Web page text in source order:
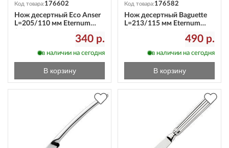
Код товара:176602
Нож десертный Eco Anser
L=205/110 мм Eternum
340 р.
в наличии на сегодня
В корзину
Код товара:176582
Нож десертный Baguette
L=213/115 мм Eternum
490 р.
в наличии на сегодня
В корзину